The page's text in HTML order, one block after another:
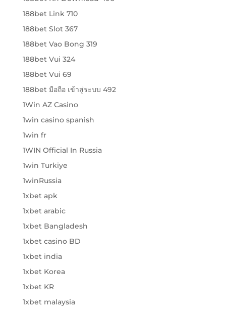
188bet Link 710
188bet Slot 367
188bet Vao Bong 319
188bet Vui 324
188bet Vui 69
188bet มือถือ เข้าสู่ระบบ 492
1Win AZ Casino
1win casino spanish
1win fr
1WIN Official In Russia
1win Turkiye
1winRussia
1xbet apk
1xbet arabic
1xbet Bangladesh
1xbet casino BD
1xbet india
1xbet Korea
1xbet KR
1xbet malaysia